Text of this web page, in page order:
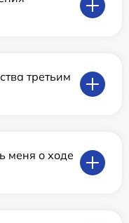
третьим
меня о ходе